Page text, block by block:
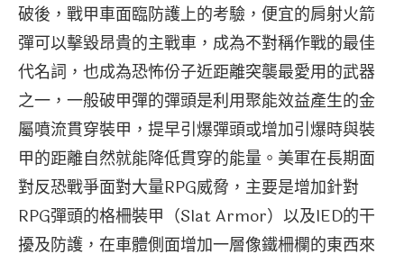
破後，戰甲車面臨防護上的考驗，便宜的肩射火箭
彈可以擊毀昂貴的主戰車，成為不對稱作戰的最佳
代名詞，也成為恐怖份子近距離突襲最愛用的武器
之一，一般破甲彈的彈頭是利用聚能效益產生的金
屬噴流貫穿裝甲，提早引爆彈頭或增加引爆時與裝
甲的距離自然就能降低貫穿的能量。美軍在長期面
對反恐戰爭面對大量RPG威脅，主要是增加針對
RPG彈頭的格柵裝甲（Slat Armor）以及IED的干
擾及防護，在車體側面增加一層像鐵柵欄的東西來